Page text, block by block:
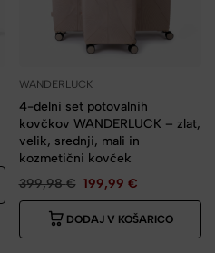
WANDERLUCK
4-delni set potovalnih
kovčkov WANDERLUCK – zlat,
velik, srednji, mali in
kozmetični kovček
399,98€ 199,99 €
DODAJ V KOŠARICO